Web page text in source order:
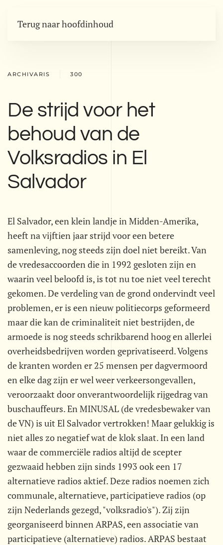
Terug naar hoofdinhoud
ARCHIVARIS 300
De strijd voor het
behoud van de
Volksradios in El
Salvador
El Salvador, een klein landje in Midden-Amerika,
heeft na vijftien jaar strijd voor een betere
samenleving, nog steeds zijn doel niet bereikt. Van
de vredesaccoorden die in 1992 gesloten zijn en
waarin veel beloofd is, is tot nu toe niet veel terecht
gekomen. De verdeling van de grond ondervindt veel
problemen, er is een nieuw politiecorps geformeerd
maar die kan de criminaliteit niet bestrijden, de
armoede is nog steeds schrikbarend hoog en allerlei
overheidsbedrijven worden geprivatiseerd. Volgens
de kranten worden er 25 mensen per dagvermoord
en elke dag zijn er wel weer verkeersongevallen,
veroorzaakt door onverantwoordelijk rijgedrag van
buschauffeurs. En MINUSAL (de vredesbewaker van
de VN) is uit El Salvador vertrokken! Maar gelukkig is
niet alles zo negatief wat de klok slaat. In een land
waar de commerciële radios altijd de scepter
gezwaaid hebben zijn sinds 1993 ook een 17
alternatieve radios aktief. Deze radios noemen zich
communale, alternatieve, participatieve radios (op
zijn Nederlands gezegd, "volksradio's"). Zij zijn
georganiseerd binnen ARPAS, een associatie van
participatieve (alternatieve) radios. ARPAS bestaat